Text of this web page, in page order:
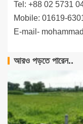
Tel: +88 02 5731
Mobile: 01619-
E-mail-
আরও পড়তে পারেন..